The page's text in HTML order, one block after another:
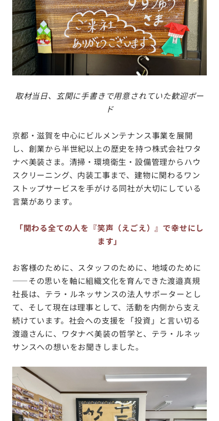
取材当日、玄関に手書きで用意されていた歓迎ボー
ド
京都・滋賀を中心にビルメンテナンス事業を展開
し、創業から半世紀以上の歴史を持つ株式会社ワタ
ナベ美装さま。清掃・環境衛生・設備管理からハウ
スクリーニング、内装工事まで、建物に関わるワン
ストップサービスを手がける同社が大切にしている
言葉があります。
「関わる全ての人を『笑声（えごえ）』で幸せにし
ます」
お客様のために、スタッフのために、地域のために
——その思いを軸に組織文化を育んできた渡邉真規
社長は、テラ・ルネッサンスの法人サポーターとし
て、そして現在は理事として、活動を内側から支え
続けています。社会への支援を「投資」と言い切る
渡邉さんに、ワタナベ美装の哲学と、テラ・ルネッ
サンスへの想いをお聞きしました。